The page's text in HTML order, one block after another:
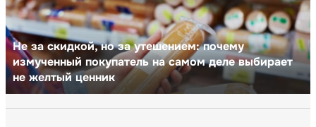
Не за скидкой, но за утешением: почему
измученный покупатель на самом деле выбирает
не желтый ценник